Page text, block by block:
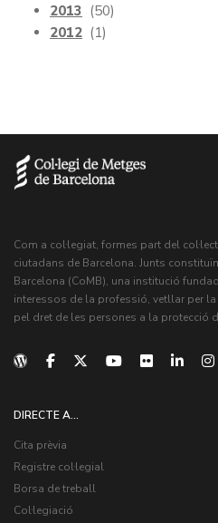
2013 (50)
2012 (1)
Com a col·legiat, formes part del
ciutadans de Barcelona. Junts
Barcelona (CoMB), una institució
interessos de la professió, vetllar per
pel dret de les persones a la protecció
DIRECTE A...
Cita prèvia
Registre col·legial
Borsa de treball
Col·legiació